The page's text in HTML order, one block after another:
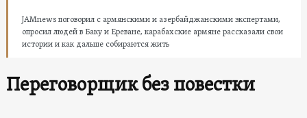
JAMnews поговорил с армянскими и азербайджанскими экспертами,
опросил людей в Баку и Ереване, карабахские армяне рассказали свои
истории и как дальше собираются жить
Переговорщик без повестки